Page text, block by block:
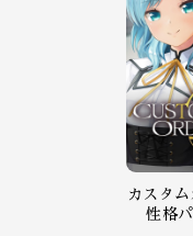
カスタ
性格